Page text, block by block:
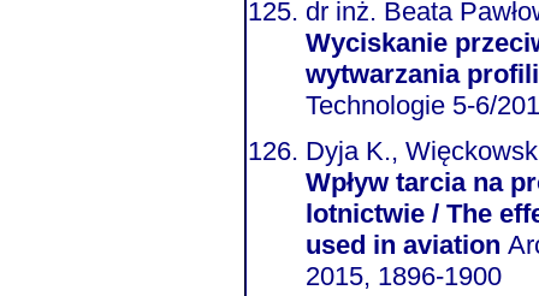
dr inż. Beata
Wyciskanie
wytwarzania
Technologie 5-6/
Dyja K.,
Wpływ tarcia na
lotnictwie / The
used in aviation
2015, 1896-1900